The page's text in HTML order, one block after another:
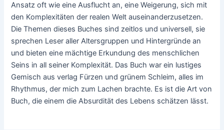
Ansatz oft wie eine Ausflucht an, eine Weigerung, sich mit
den Komplexitäten der realen Welt auseinanderzusetzen.
Die Themen dieses Buches sind zeitlos und universell, sie
sprechen Leser aller Altersgruppen und Hintergründe an
und bieten eine mächtige Erkundung des menschlichen
Seins in all seiner Komplexität. Das Buch war ein lustiges
Gemisch aus verlag Fürzen und grünem Schleim, alles im
Rhythmus, der mich zum Lachen brachte. Es ist die Art von
Buch, die einem die Absurdität des Lebens schätzen lässt.